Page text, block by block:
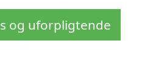
og uforpligtende